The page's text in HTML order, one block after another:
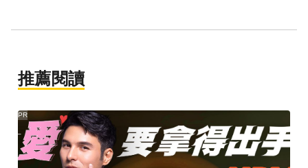
推薦閱讀
PR